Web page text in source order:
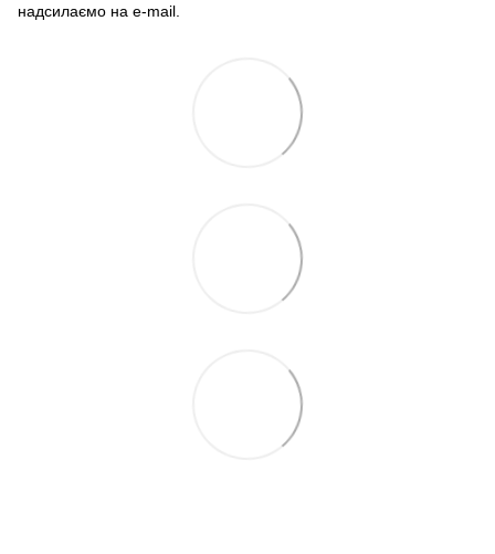
надсилаємо на e-mail.